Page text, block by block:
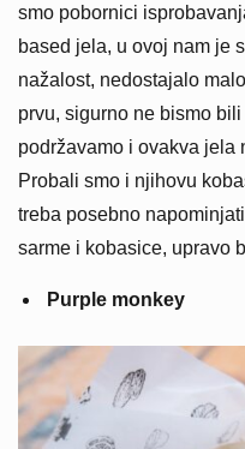
smo pobornici
based jela, u ovoj nam je
nažalost, nedostajalo
prvu, sigurno ne bismo
podržavamo i ovakva jela
Probali smo i njihovu
treba posebno
sarme i kobasice, upravo
Purple monkey